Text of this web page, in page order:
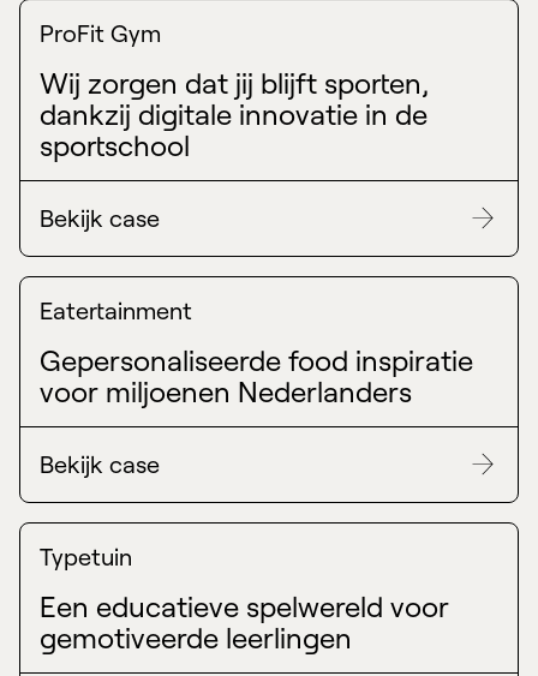
ProFit Gym
Wij zorgen dat jij blijft sporten,
dankzij digitale innovatie in de
sportschool
Bekijk case
Eatertainment
Gepersonaliseerde food inspiratie
voor miljoenen Nederlanders
Bekijk case
Typetuin
Een educatieve spelwereld voor
gemotiveerde leerlingen